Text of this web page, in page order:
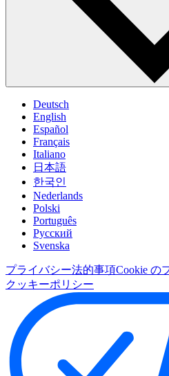
Deutsch
English
Español
Français
Italiano
日本語
한국인
Nederlands
Polski
Português
Pусский
Svenska
プライバシー法的事項Cookie の
クッキーポリシー